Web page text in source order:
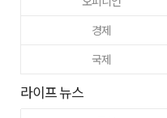
경제
국제
라이프 뉴스